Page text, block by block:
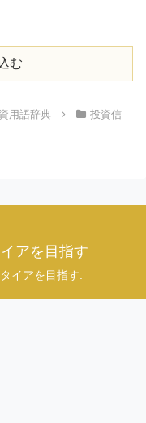
む
用語辞典
投資信
アを目指す
イアを目指す.